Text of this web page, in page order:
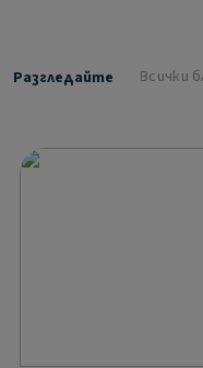
Разгледайте Всички